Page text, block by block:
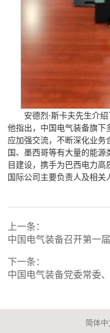
安德烈·斯卡夫先生介
他指出，中国电气装备旗下
应加强交流，不断深化业务
国、墨西哥等有大量的能
目建设，携手为巴西电力高
国际公司主要负责人及相关
上一条：
下一条：
简体中